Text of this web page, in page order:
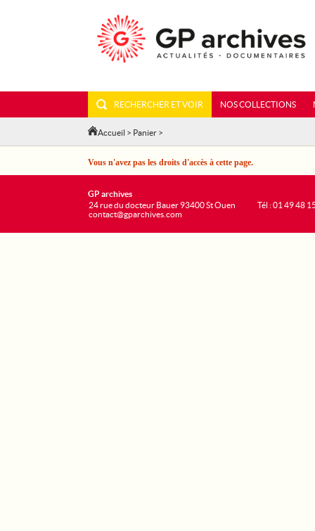
RECHERCHER ET VOIR NOS COLLECTIONS
Accueil > Panier >
Vous n'avez pas les droits d'accès à cette page.
GP archives
24 rue du docteur Bauer 93400 St Ouen
contact@gparchives.com
Tél : 01 49 48